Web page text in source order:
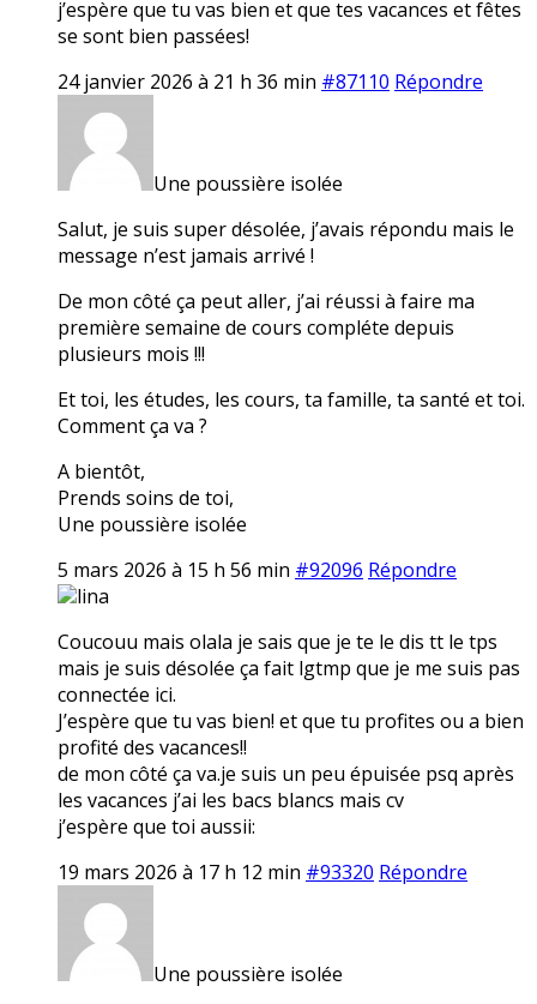
j’espère que tu vas bien et que tes vacances et fêtes
se sont bien passées!
24 janvier 2026 à 21 h 36 min #87110 Répondre
Une poussière isolée
Salut, je suis super désolée, j’avais répondu mais le
message n’est jamais arrivé !
De mon côté ça peut aller, j’ai réussi à faire ma
première semaine de cours compléte depuis
plusieurs mois !!!
Et toi, les études, les cours, ta famille, ta santé et toi.
Comment ça va ?
A bientôt,
Prends soins de toi,
Une poussière isolée
5 mars 2026 à 15 h 56 min #92096 Répondre
lina
Coucouu mais olala je sais que je te le dis tt le tps
mais je suis désolée ça fait lgtmp que je me suis pas
connectée ici.
J’espère que tu vas bien! et que tu profites ou a bien
profité des vacances!!
de mon côté ça va.je suis un peu épuisée psq après
les vacances j’ai les bacs blancs mais cv
j’espère que toi aussii:
19 mars 2026 à 17 h 12 min #93320 Répondre
Une poussière isolée